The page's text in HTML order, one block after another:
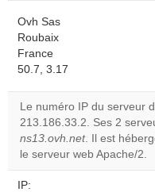
Ovh Sas
Roubaix
France
50.7, 3.17
Le numéro IP du serveur
213.186.33.2. Ses 2
ns13.ovh.net. Il est
le serveur web Apache/2.
IP: